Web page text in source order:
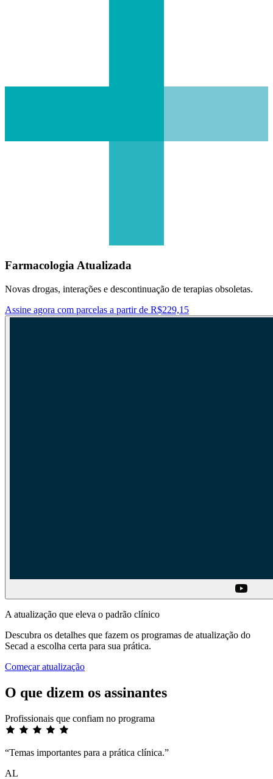
Farmacologia Atualizada
Novas drogas, interações e descontinuação de terapias obsoletas.
Assine agora com parcelas a partir de R$229,15
A atualização que eleva o padrão clínico
Descubra os detalhes que fazem os programas de atualização do
Secad a escolha certa para sua prática.
Começar atualização
O que dizem os assinantes
Profissionais que confiam no programa
“Temas importantes para a prática clínica.”
AL